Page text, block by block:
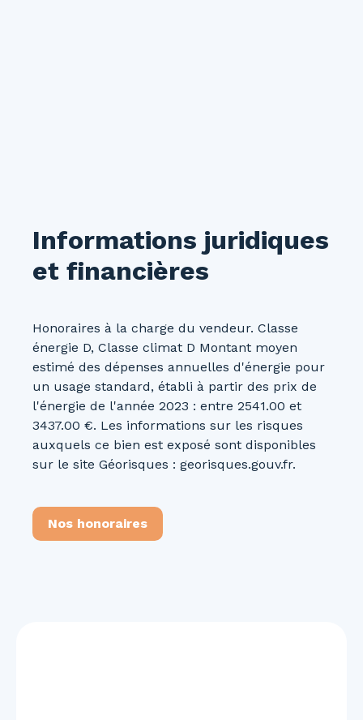
Informations juridiques
et financières
Honoraires à la charge du vendeur. Classe
énergie D, Classe climat D Montant moyen
estimé des dépenses annuelles d'énergie pour
un usage standard, établi à partir des prix de
l'énergie de l'année 2023 : entre 2541.00 et
3437.00 €. Les informations sur les risques
auxquels ce bien est exposé sont disponibles
sur le site Géorisques : georisques.gouv.fr.
Nos honoraires